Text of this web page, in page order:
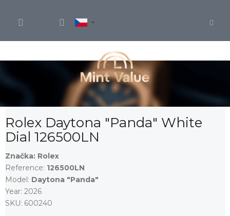
obsah
Rolex Daytona "Panda" White
Dial 126500LN
Značka: Rolex
Reference: 126500LN
Model: Daytona "Panda"
Year: 2026
SKU: 600240